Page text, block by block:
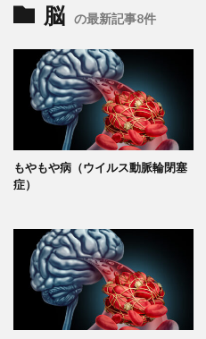
脳 の最新記事8件
もやもや病（ウイルス動脈輪閉塞
症）